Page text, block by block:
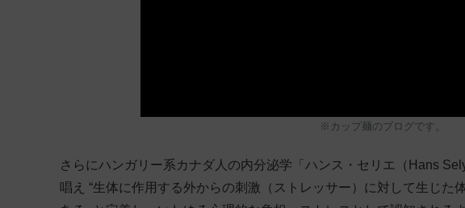
※カップ麺のブログです。
さらにハンガリー系カナダ人の内分泌学「ハンス・セリエ（Hans
唱え “生体に作用する外からの刺激（ストレッサー）に対して生じた